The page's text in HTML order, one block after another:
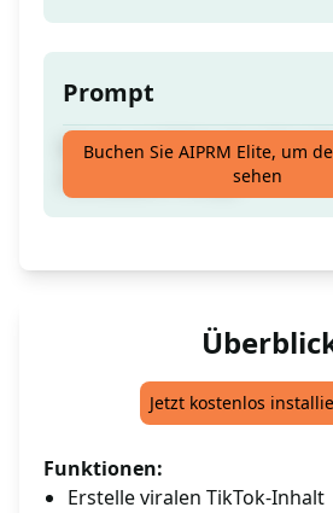
Prompt
Werde ein TikTok-Star!
mit diesem Prompt
Buchen Sie AIPRM Elite, um
sehen
Jetzt kostenlos
Funktionen:
Erstelle viralen TikTok-Inhalt